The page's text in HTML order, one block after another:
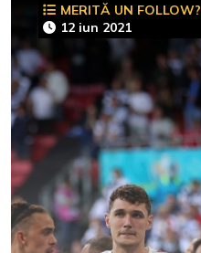
MERITĂ UN FOLLOW?
12 iun 2021